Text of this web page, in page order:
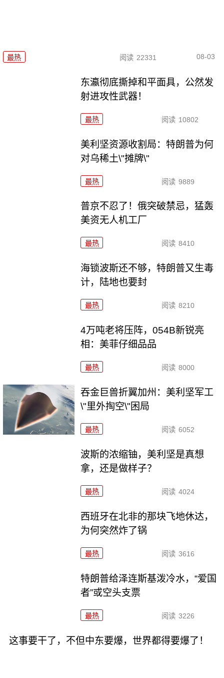
最热 阅读 22331 08-03
东瀛彻底撕掉和平面具，公然发
射进攻性武器！
最热 阅读 10802
美利坚资源收割局：特朗普为何
对乌稀土\"摊牌\"
最热 阅读 9889
普京不忍了！俄突破禁忌，猛轰
美资无人机工厂
最热 阅读 8410
海锁波斯还不够，特朗普又生毒
计，陆地也要封
最热 阅读 8210
4万吨老将压阵，054B新锐亮
相：美菲仔细品品
最热 阅读 8000
吞金巨兽折翼加州：美利坚军工
\"里外掏空\"困局
最热 阅读 6052
波斯的浓缩铀，美利坚是真想
拿，还是做样子？
最热 阅读 4024
西班牙在北非的那块飞地休达，
为何突然炸了锅
最热 阅读 3616
特朗普给泽连斯基泼冷水，“爱国
者”或空头支票
最热 阅读 3226
这事要干了，不但中东要爆，世界都得要爆了！